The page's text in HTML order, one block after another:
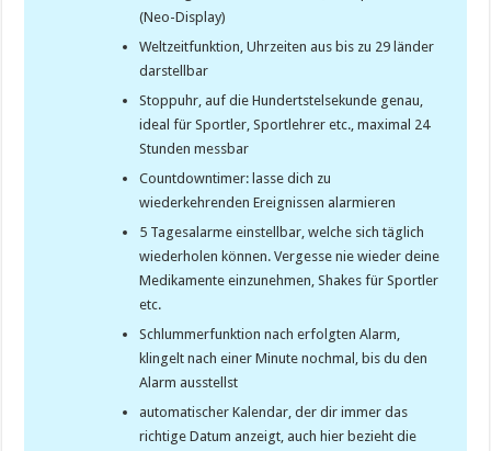
(Neo-Display)
Weltzeitfunktion, Uhrzeiten aus bis zu 29 länder
darstellbar
Stoppuhr, auf die Hundertstelsekunde genau,
ideal für Sportler, Sportlehrer etc., maximal 24
Stunden messbar
Countdowntimer: lasse dich zu
wiederkehrenden Ereignissen alarmieren
5 Tagesalarme einstellbar, welche sich täglich
wiederholen können. Vergesse nie wieder deine
Medikamente einzunehmen, Shakes für Sportler
etc.
Schlummerfunktion nach erfolgten Alarm,
klingelt nach einer Minute nochmal, bis du den
Alarm ausstellst
automatischer Kalendar, der dir immer das
richtige Datum anzeigt, auch hier bezieht die